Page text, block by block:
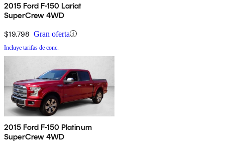
2015 Ford F-150 Lariat
SuperCrew 4WD
$19,798 Gran oferta
Incluye tarifas de conc.
2015 Ford F-150 Platinum
SuperCrew 4WD